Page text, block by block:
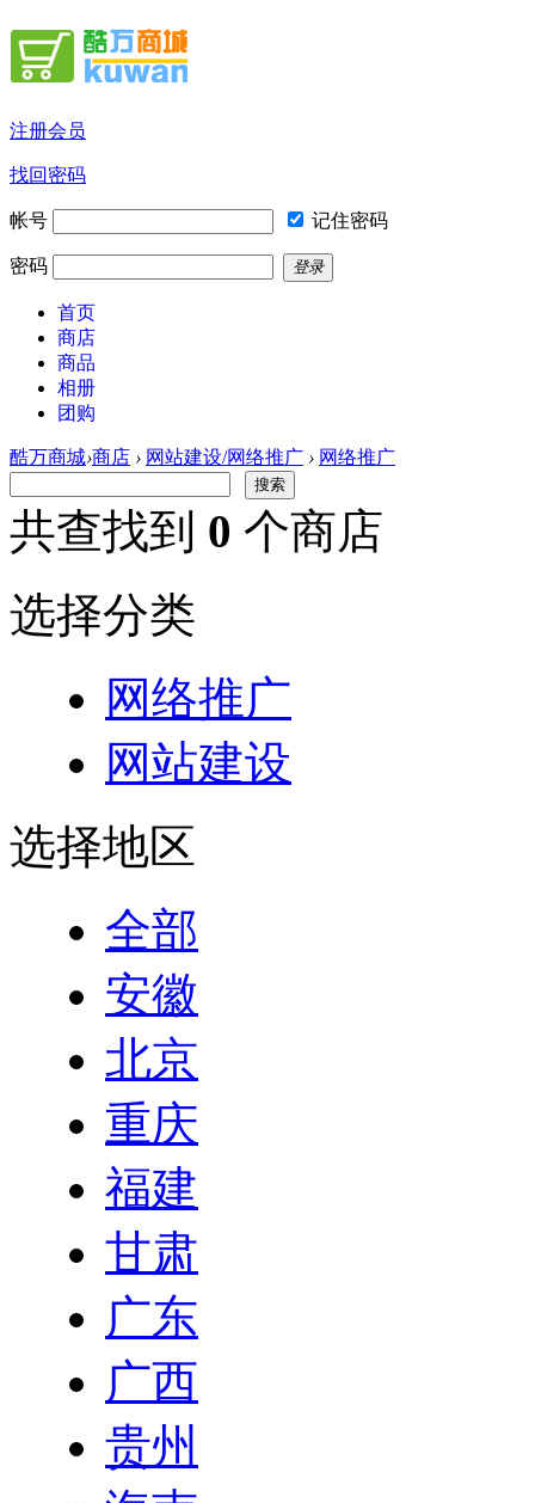
注册会员
找回密码
帐号 记住密码
密码 登录
首页
商店
商品
相册
团购
酷万商城›商店 › 网站建设/网络推广 › 网络推广
搜索
共查找到 0 个商店
选择分类
网络推广
网站建设
选择地区
全部
安徽
北京
重庆
福建
甘肃
广东
广西
贵州